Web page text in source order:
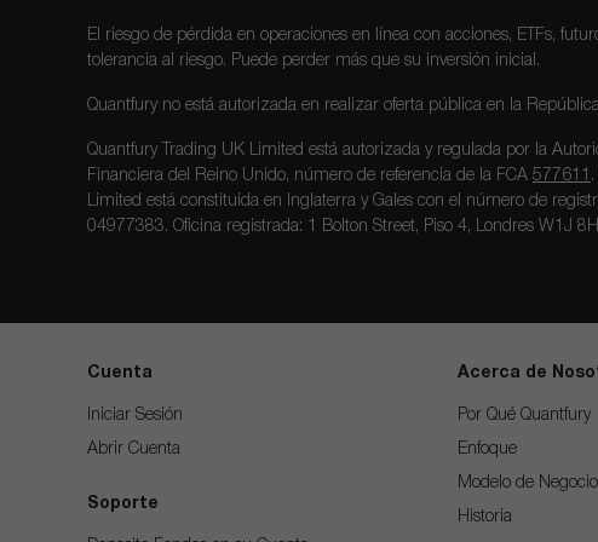
El riesgo de pérdida en operaciones en línea con acciones, ETFs,
tolerancia al riesgo. Puede perder más que su inversión inicial.
Quantfury no está autorizada en realizar oferta pública en la
Quantfury Trading UK Limited está autorizada y regulada por la
Financiera del Reino Unido, número de referencia de la FCA 577611
Limited está constituida en Inglaterra y Gales con el número de
04977383. Oficina registrada: 1 Bolton Street, Piso 4, Londres W1J
Cuenta
Iniciar Sesión
Abrir Cuenta
Soporte
Acerca de
Por Qué Quantfury
Enfoque
Modelo de Negocio
Historia